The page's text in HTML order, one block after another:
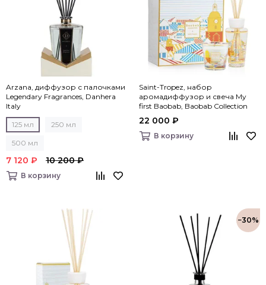
Arzana, диффузор с палочками
Legendary Fragrances, Danhera
Italy
125 мл 250 мл
500 мл
7 120 ₽ 10 200 ₽
В корзину
Saint-Tropez, набор
аромадиффузор и свеча My
first Baobab, Baobab Collection
22 000 ₽
В корзину
−30%